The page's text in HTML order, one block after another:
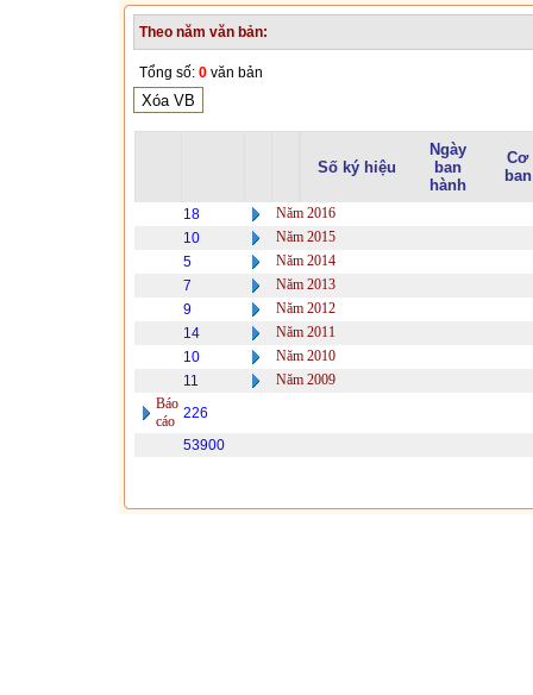
Theo năm văn bản:
Tổng số: 0 văn bản
Số ký hiệu
Ngày
ban
hành
Cơ
18
Năm 2016
10
Năm 2015
5
Năm 2014
7
Năm 2013
9
Năm 2012
14
Năm 2011
10
Năm 2010
11
Năm 2009
Báo
cáo 226
53900